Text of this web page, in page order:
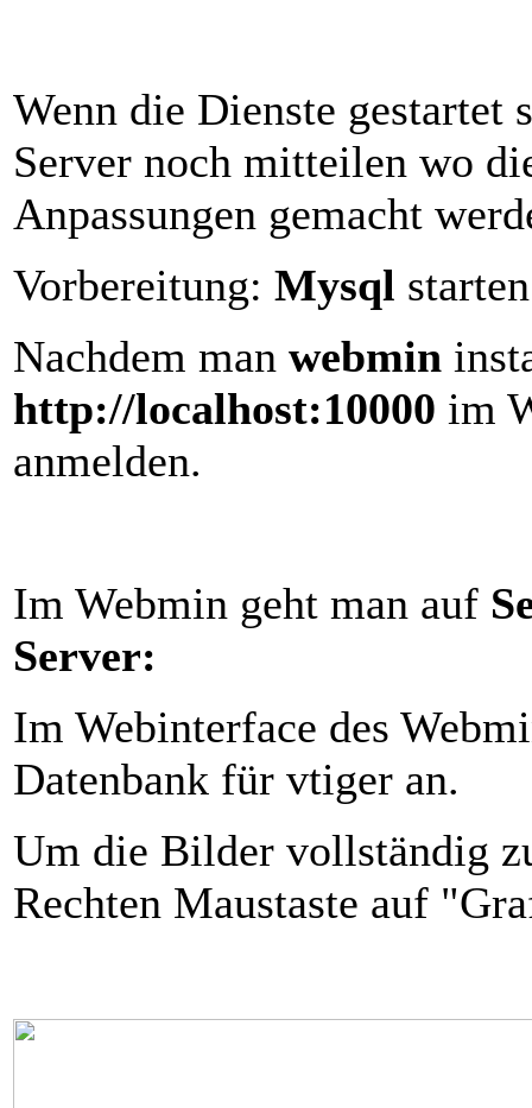
Wenn die Dienste gestartet
Server noch mitteilen wo
Anpassungen gemacht
Vorbereitung: Mysql
Nachdem man webmin
http://localhost:10000 im
anmelden.
Im Webmin geht man auf
Server:
Im Webinterface des
Datenbank für vtiger an.
Um die Bilder vollständig
Rechten Maustaste auf